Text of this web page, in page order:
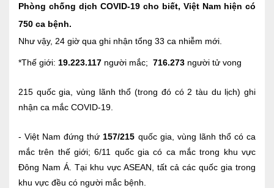
Tin sự kiện
Ngoại
Phòng chống dịch COVID-19 cho biết, Việt Nam hiện có
750 ca bệnh.
Như vậy, 24 giờ qua ghi nhận tổng 33 ca nhiễm mới.
*Thế giới: 19.223.117 người mắc; 716.273 người tử vong
215 quốc gia, vùng lãnh thổ (trong đó có 2 tàu du lịch) ghi
nhận ca mắc COVID-19.
- Việt Nam đứng thứ 157/215 quốc gia, vùng lãnh thổ có ca
mắc trên thế giới; 6/11 quốc gia có ca mắc trong khu vực
Đông Nam Á. Tại khu vực ASEAN, tất cả các quốc gia trong
khu vực đều có người mắc bệnh.